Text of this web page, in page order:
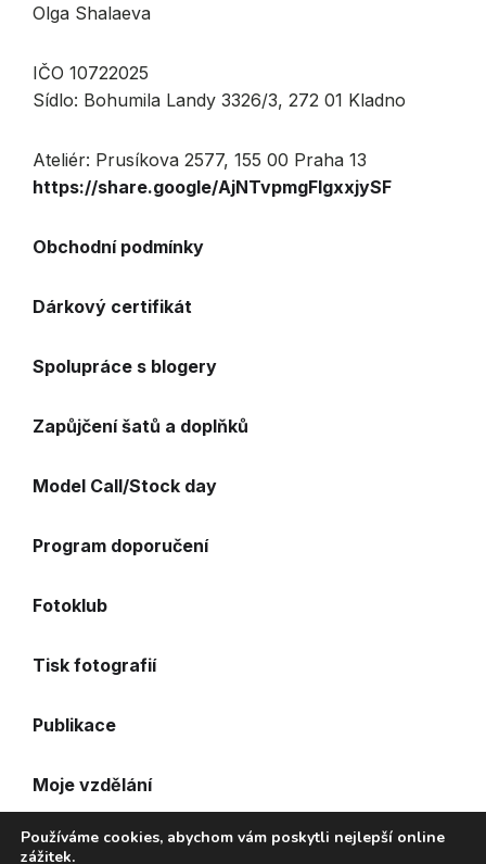
Olga Shalaeva
IČO 10722025
Sídlo: Bohumila Landy 3326/3, 272 01 Kladno
Ateliér: Prusíkova 2577, 155 00 Praha 13
https://share.google/AjNTvpmgFlgxxjySF
Obchodní podmínky
Dárkový certifikát
Spolupráce s blogery
Zapůjčení šatů a doplňků
Model Call/Stock day
Program doporučení
Fotoklub
Tisk fotografií
Publikace
Moje vzdělání
Časté otázky
Používáme cookies, abychom vám poskytli nejlepší online
zážitek.